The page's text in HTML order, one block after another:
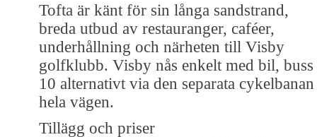
Tofta är känt för sin långa sandstrand,
breda utbud av restauranger, caféer,
underhållning och närheten till Visby
golfklubb. Visby nås enkelt med bil, buss
10 alternativt via den separata cykelbanan
hela vägen.
Tillägg och priser